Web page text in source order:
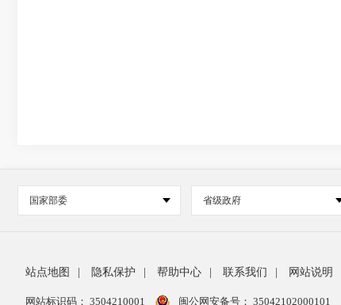
国家部委 省级政府
站点地图 隐私保护 帮助中心 联系我们 网站说明
网站标识码： 3504210001 闽公网安备号： 35042102000101